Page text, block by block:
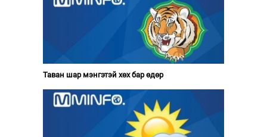
Таван шар мэнгэтэй хөх бар өдөр